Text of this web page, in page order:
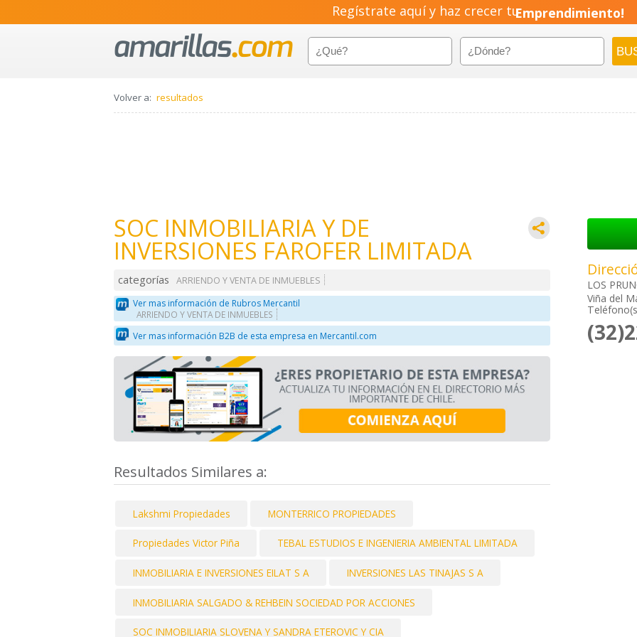
Regístrate aquí y haz crecer tuEmprendimiento!
Volver a: resultados
SOC INMOBILIARIA Y DE
INVERSIONES FAROFER LIMITADA
categorías
ARRIENDO Y VENTA DE INMUEBLES
Ver mas información de Rubros Mercantil
ARRIENDO Y VENTA DE INMUEBLES
Ver mas información B2B de esta empresa en Mercantil.com
Resultados Similares a:
Lakshmi Propiedades MONTERRICO PROPIEDADES
Propiedades Victor Piña TEBAL ESTUDIOS E INGENIERIA AMBIENTAL LIMITADA
INMOBILIARIA E INVERSIONES EILAT S A INVERSIONES LAS TINAJAS S A
INMOBILIARIA SALGADO & REHBEIN SOCIEDAD POR ACCIONES
SOC INMOBILIARIA SLOVENA Y SANDRA ETEROVIC Y CIA
LOS
Viña del